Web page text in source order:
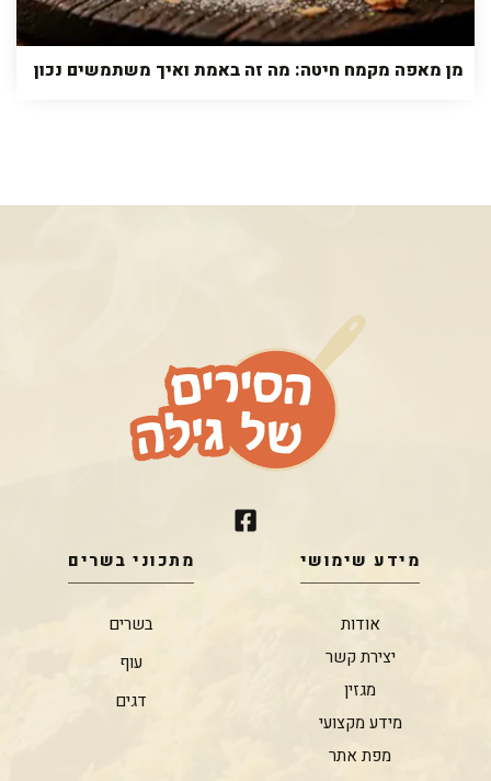
מן מאפה מקמח חיטה: מה זה באמת ואיך משתמשים נכון
מידע שימושי
אודות
יצירת קשר
מגזין
מידע מקצועי
מפת אתר
מתכוני בשרים
בשרים
עוף
דגים